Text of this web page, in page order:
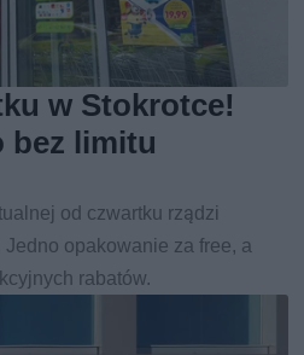
w Stokrotce!
bez limitu
od czwartku rządzi
Jedno opakowanie za free, a
rabatów.